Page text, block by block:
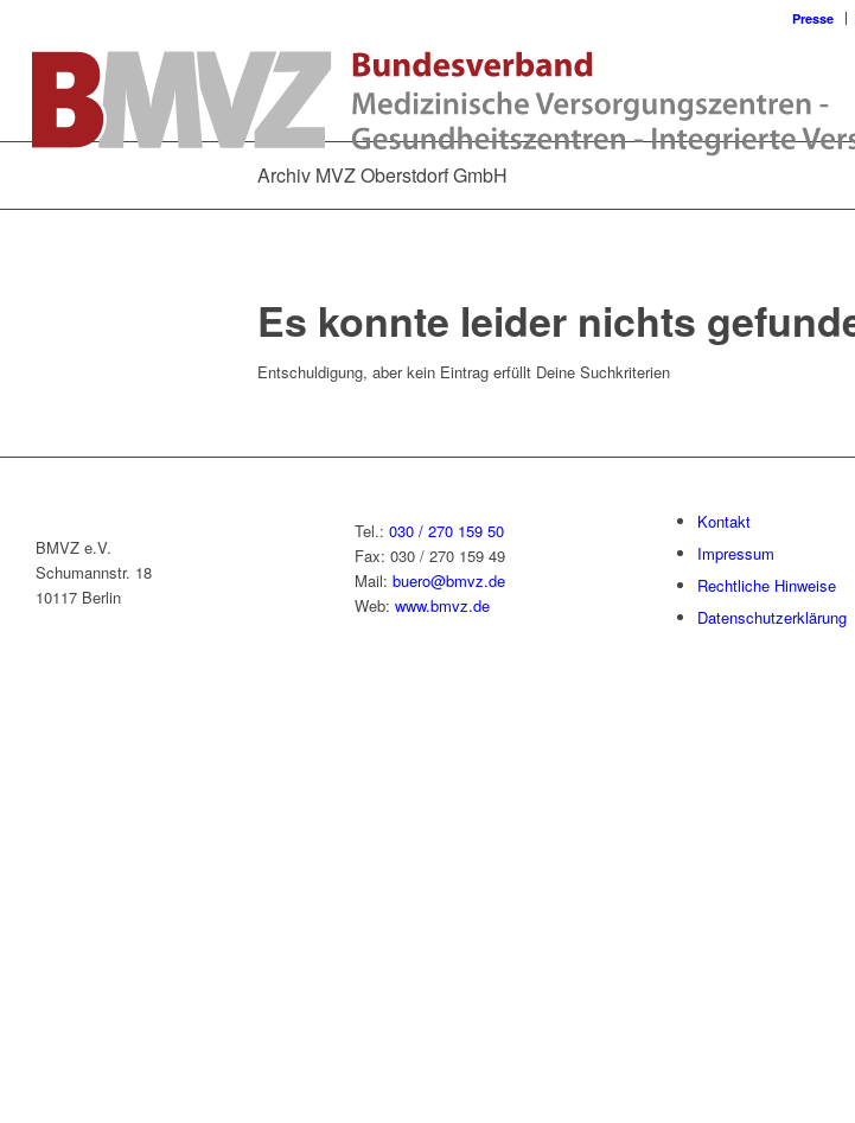
Presse
Archiv MVZ Oberstdorf GmbH
Es konnte leider nichts
Entschuldigung, aber kein Eintrag erfüllt Deine Suchkriterien
BMVZ e.V.
Schumannstr. 18
10117 Berlin
Tel.: 030 / 270 159 50
Fax: 030 / 270 159 49
Mail: buero@bmvz.de
Web: www.bmvz.de
Kontakt
Impressum
Rechtliche Hinweise
Datenschutzerklärung